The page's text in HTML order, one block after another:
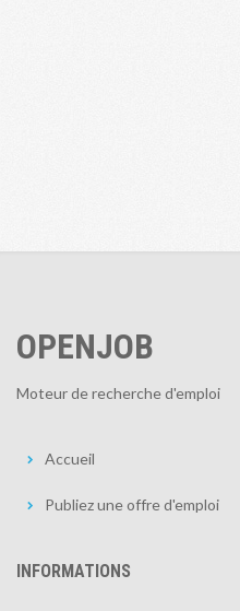
OPENJOB
Moteur de recherche d'emploi
Accueil
Publiez une offre d'emploi
INFORMATIONS